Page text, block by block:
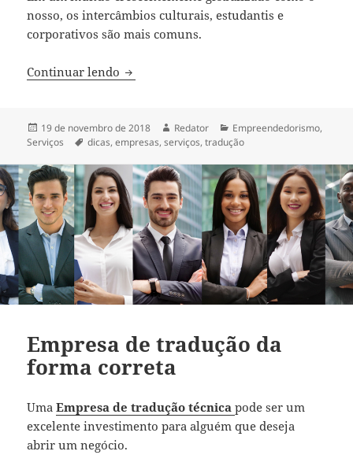
nosso, os intercâmbios culturais, estudantis e
corporativos são mais comuns.
Continuar lendo Trabalhos feitos por uma empresa de
Publicado
em
19 de novembro de 2018 Autor
Redator Categorias
Empreendedorismo,
Serviços
Tags
dicas,empresas,serviços,tradução
Empresa de tradução da
forma correta
UmaEmpresa de tradução técnica pode ser um
excelente investimento para alguém que deseja
abrir um negócio.